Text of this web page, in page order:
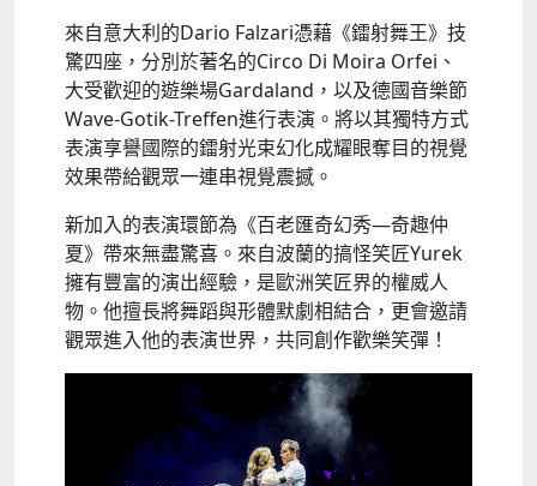
來自意大利的Dario Falzari憑藉《鐳射舞王》技
驚四座，分別於著名的Circo Di Moira Orfei、
大受歡迎的遊樂場Gardaland，以及德國音樂節
Wave-Gotik-Treffen進行表演。將以其獨特方式
表演享譽國際的鐳射光束幻化成耀眼奪目的視覺
效果帶給觀眾一連串視覺震撼。
新加入的表演環節為《百老匯奇幻秀—奇趣仲
夏》帶來無盡驚喜。來自波蘭的搞怪笑匠Yurek
擁有豐富的演出經驗，是歐洲笑匠界的權威人
物。他擅長將舞蹈與形體默劇相結合，更會邀請
觀眾進入他的表演世界，共同創作歡樂笑彈！